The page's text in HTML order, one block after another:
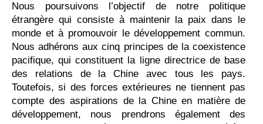
Nous poursuivons l’objectif de notre politique
étrangère qui consiste à maintenir la paix dans le
monde et à promouvoir le développement commun.
Nous adhérons aux cinq principes de la coexistence
pacifique, qui constituent la ligne directrice de base
des relations de la Chine avec tous les pays.
Toutefois, si des forces extérieures ne tiennent pas
compte des aspirations de la Chine en matière de
développement, nous prendrons également des